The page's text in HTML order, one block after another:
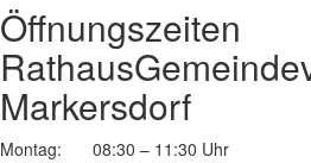
Öffnungszeiten
Rathaus
Markersdorf
Montag:
08:30 – 11:30 Uhr